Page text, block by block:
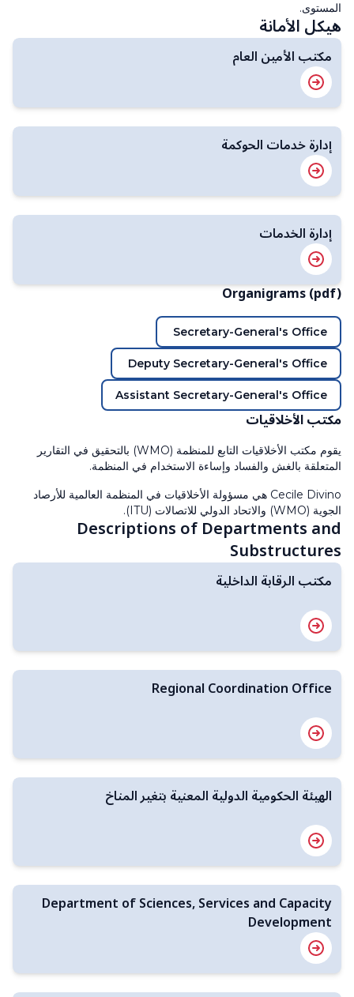
المستوى.
هيكل الأمانة
مكتب الأمين العام
إدارة خدمات الحوكمة
إدارة الخدمات
Organigrams (pdf)
Secretary-General's Office
Deputy Secretary-General's Office
Assistant Secretary-General's Office
مكتب الأخلاقيات
يقوم مكتب الأخلاقيات التابع للمنظمة (WMO) بالتحقيق في التقارير
المتعلقة بالغش والفساد وإساءة الاستخدام في المنظمة.
Cecile Divino هي مسؤولة الأخلاقيات في المنظمة العالمية للأرصاد
الجوية (WMO) والاتحاد الدولي للاتصالات (ITU).
Descriptions of Departments and
Substructures
مكتب الرقابة الداخلية
Regional Coordination Office
الهيئة الحكومية الدولية المعنية بتغير المناخ
Department of Sciences, Services and Capacity
Development